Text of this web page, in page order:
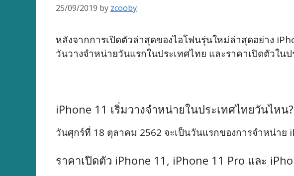
25/09/2019 by zcooby
หลังจากการเปิดตัวล่าสุดของไอโฟนรุ่นใหม่ล่าสุดอย่าง
วันวางจำหน่ายวันแรกในประเทศไทย และราคาเปิดตัวในป
iPhone 11 เริ่มวางจำหน่ายในประเทศไทยวันไหน?
วันศุกร์ที่ 18 ตุลาคม 2562 จะเป็นวันแรกของการจำหน่าย
ราคาเปิดตัว iPhone 11, iPhone 11 Pro และ